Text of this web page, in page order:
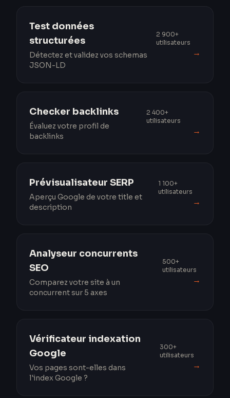
Test données
structurées
Détectez et validez vos schemas
JSON-LD
2 900+
utilisateurs
→
Checker backlinks
Évaluez votre profil de
backlinks
2 400+
utilisateurs
→
Prévisualisateur SERP
Aperçu Google de votre title et
description
1 100+
utilisateurs
→
Analyseur concurrents
SEO
Comparez votre site à un
concurrent sur 5 axes
500+
utilisateurs
→
Vérificateur indexation
Google
Vos pages sont-elles dans
l'index Google ?
300+
utilisateurs
→